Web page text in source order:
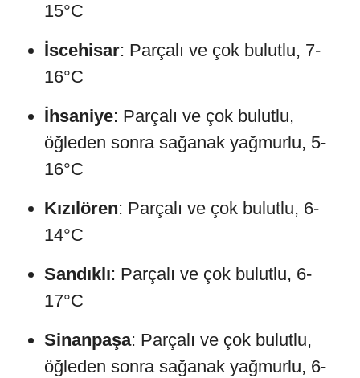
15°C
İscehisar: Parçalı ve çok bulutlu, 7-
16°C
İhsaniye: Parçalı ve çok bulutlu,
öğleden sonra sağanak yağmurlu, 5-
16°C
Kızılören: Parçalı ve çok bulutlu, 6-
14°C
Sandıklı: Parçalı ve çok bulutlu, 6-
17°C
Sinanpaşa: Parçalı ve çok bulutlu,
öğleden sonra sağanak yağmurlu, 6-